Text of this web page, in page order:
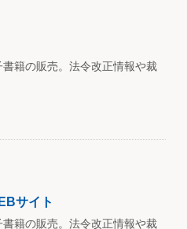
籍の販売。法令改正情報や裁
サイト
籍の販売。法令改正情報や裁